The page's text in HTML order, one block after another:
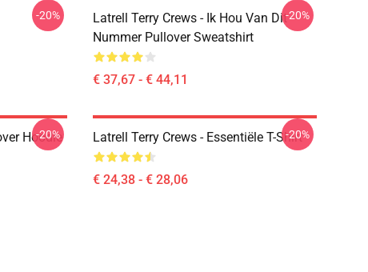
-20%
Latrell Terry Crews - Ik Hou Van Dit
Nummer Pullover Sweatshirt
€ 37,67 - € 44,11
-20%
Hoodie
-20% Latrell Terry Crews - Essentiële T-Shirt
€ 24,38 - € 28,06
-20%